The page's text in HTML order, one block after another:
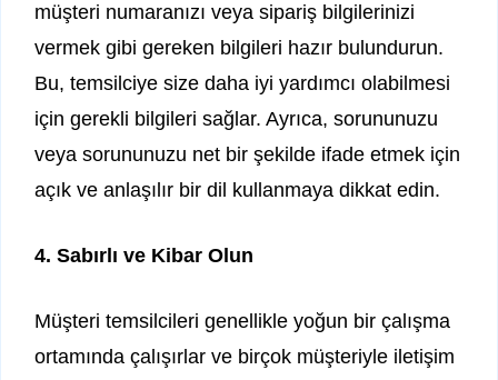
müşteri numaranızı veya sipariş bilgilerinizi
vermek gibi gereken bilgileri hazır bulundurun.
Bu, temsilciye size daha iyi yardımcı olabilmesi
için gerekli bilgileri sağlar. Ayrıca, sorununuzu
veya sorununuzu net bir şekilde ifade etmek için
açık ve anlaşılır bir dil kullanmaya dikkat edin.
4. Sabırlı ve Kibar Olun
Müşteri temsilcileri genellikle yoğun bir çalışma
ortamında çalışırlar ve birçok müşteriyle iletişim